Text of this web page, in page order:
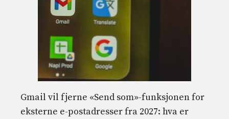
Gmail vil fjerne «Send som»-funksjonen for
eksterne e-postadresser fra 2027: hva er